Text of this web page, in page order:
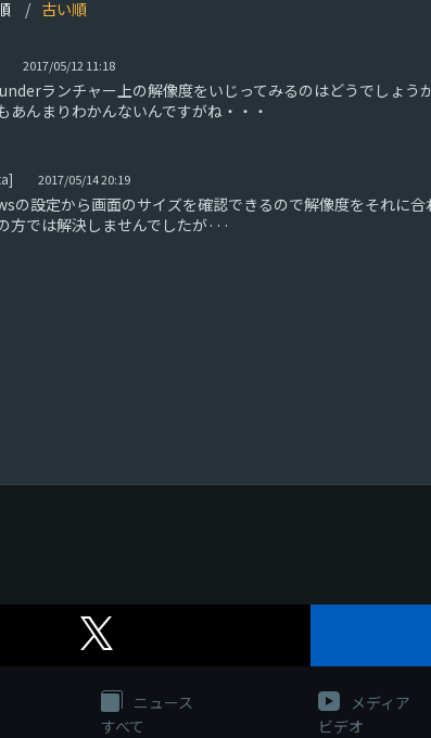
古い順
2017/05/12 11:18
ランチャー上の解像度をいじってみるのはどうでしょう
あんまりわかんないんですがね・・・
2017/05/14 20:19
の設定から画面のサイズを確認できるので解像度をそれに合
方では解決しませんでしたが···
ニュース
すべて
メディア
ビデオ